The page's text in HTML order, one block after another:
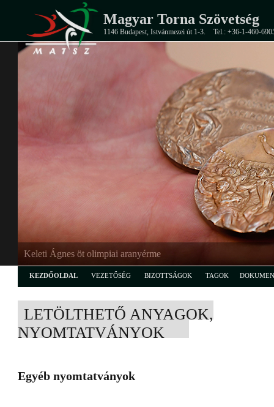
Magyar Torna Szövetség
1146 Budapest, Istvánmezei út 1-3. Tel.: +36-1-460-
Keleti Ágnes öt olimpiai aranyérme
KEZDŐOLDAL VEZETŐSÉG BIZOTTSÁGOK TAGOK
LETÖLTHETŐ ANYAGOK,
NYOMTATVÁNYOK
Egyéb nyomtatványok